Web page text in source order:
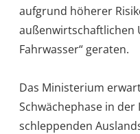
aufgrund höherer
außenwirtschaftlichen
Fahrwasser“ geraten.
Das Ministerium
Schwächephase in
schleppenden